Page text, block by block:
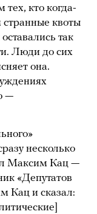
тех, кто когда-
странные квоты
так
Люди до сих
она.
—
несколько
Максим Кац —
«Депутатов
Кац и сказал: